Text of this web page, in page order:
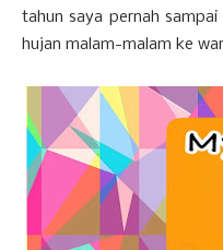
tahun saya pernah
hujan malam-malam ke